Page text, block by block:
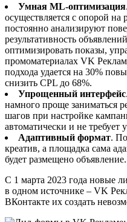
Умная ML-оптимизация
осуществляется с опорой
постоянно анализируют
результативность
оптимизировать показы,
промоматериалах VK
подхода удается на 30%
снизить CPL до 68%.
Упрощенный интерфейс
намного проще заниматься
шагов при настройке
автоматически и не требует
Адаптивный формат.
креатив, а площадка сама
будет размещено объявление.
С 1 марта 2023 года новые
в одном источнике – VK
ВКонтакте их создать